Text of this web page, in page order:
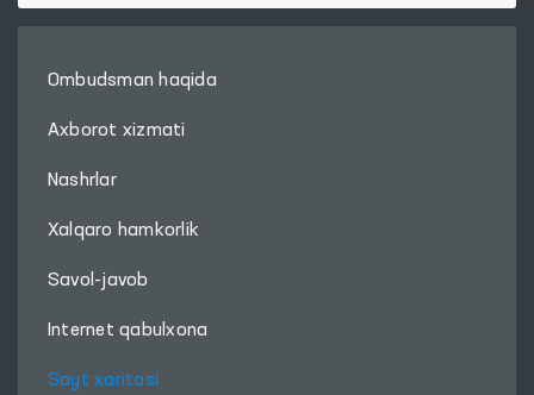
Ombudsman haqida
Axborot xizmati
Nashrlar
Xalqaro hamkorlik
Savol-javob
Internet qabulxona
Sayt xaritasi